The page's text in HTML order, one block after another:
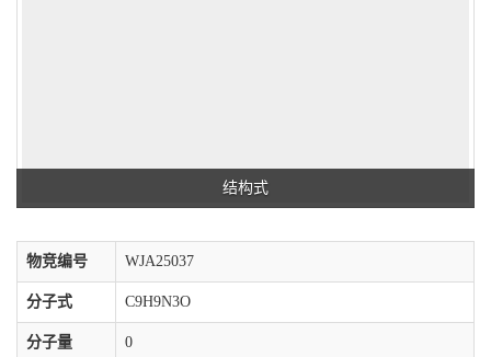
结构式
物竞编号 WJA25037
分子式 C9H9N3O
分子量 0